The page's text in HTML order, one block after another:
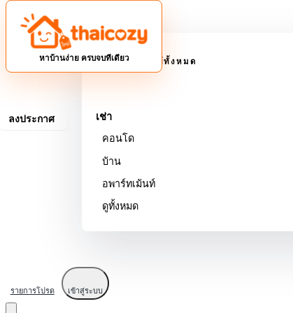
หาบ้านง่าย ครบจบที่เดียว
ลงประกาศ
อสังหาริมทรัพย์ทั้งหมด
เช่า
คอนโด
บ้าน
อพาร์ทเม้นท์
ดูทั้งหมด
รายการโปรด เข้าสู่ระบบ